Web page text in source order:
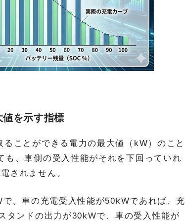
を示す指標
ことができる電力の最大値（kW）のこと
、車側の受入性能がそれを下回っていれ
されません。
、車の充電受入性能が50kWであれば、充
タンドの出力が30kWで、車の受入性能が